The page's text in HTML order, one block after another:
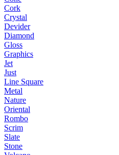
Cork
Crystal
Devider
Diamond
Gloss
Graphics
Jet
Just
Line Square
Metal
Nature
Oriental
Rombo
Scrim
Slate
Stone